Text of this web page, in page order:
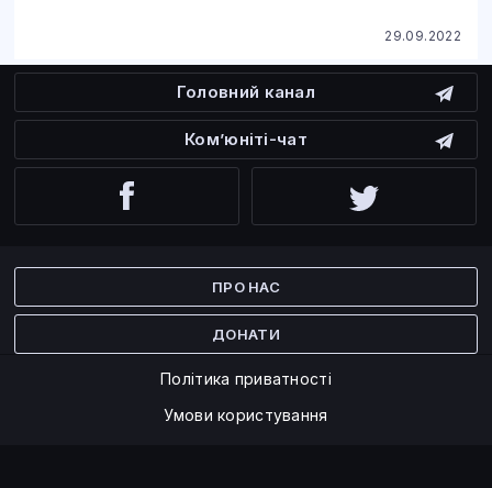
29.09.2022
Головний канал
Ком’юніті-чат
ПРО НАС
ДОНАТИ
Політика приватності
Умови користування